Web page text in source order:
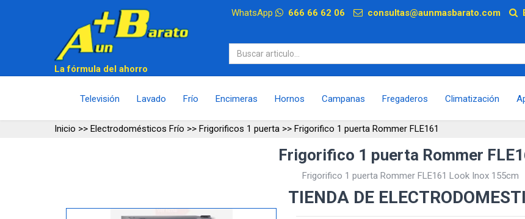
WhatsApp 666 66 62 06 consultas@aunmasbarato.com
La fórmula del ahorro
Televisión Lavado Frío Encimeras Hornos Campanas Fregaderos Climatización
Inicio >> Electrodomésticos Frío >> Frigorificos 1 puerta >> Frigorifico 1 puerta Rommer FLE161
Frigorifico 1 puerta Rommer
Frigorifico 1 puerta Rommer FLE161 Look Inox 155cm
TIENDA DE